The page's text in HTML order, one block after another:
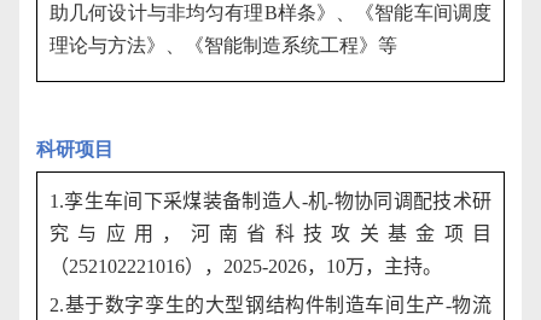
助几何设计与非均匀有理B样条》、《智能车间调度
理论与方法》、《智能制造系统工程》等
科研项目
1.孪生车间下采煤装备制造人-机-物协同调配技术研
究与应用，河南省科技攻关基金项目
（252102221016）， 2025-2026， 10万，主持。
2.基于数字孪生的大型钢结构件制造车间生产-物流